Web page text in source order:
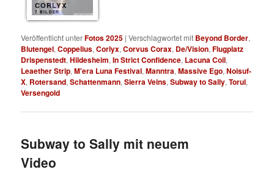
CORLYX
7 BILDER
Veröffentlicht unterFotos 2025 |Verschlagwortet mit Beyond Border,
Blutengel,Coppelius,Corlyx,Corvus Corax, De/Vision,Flugplatz
Drispenstedt,Hildesheim,In Strict Confidence, Lacuna Coil,
Leaether Strip,M'era Luna Festival,Manntra,Massive Ego,Noisuf-
X, Rotersand,Schattenmann,Sierra Veins,Subway to Sally,Torul,
Versengold
Subway to Sally mit neuem
Video